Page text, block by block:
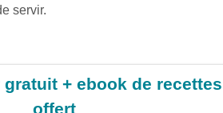
servir.
+ ebook de recettes
offert